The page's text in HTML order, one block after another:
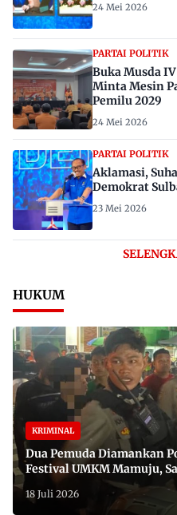
24 Mei 2026
PARTAI POLITIK
Buka Musda
Minta Mesin
Pemilu 2029
24 Mei 2026
PARTAI POLITIK
Aklamasi,
Demokrat
23 Mei 2026
HUKUM
KRIMINAL
Dua Pemuda Diamankan
Festival UMKM Mamuju,
18 Juli 2026